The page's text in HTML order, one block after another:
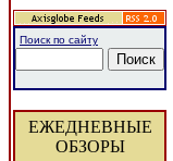
Поиск по сайту
ЕЖЕДНЕВНЫЕ
ОБЗОРЫ